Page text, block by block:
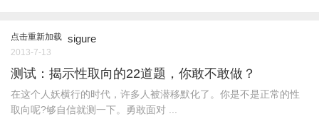
点击重新加载 sigure
2013-7-13
测试：揭示性取向的22道题，你敢不敢做？
在这个人妖横行的时代，许多人被潜移默化了。你是不是正常的性
取向呢?够自信就测一下。勇敢面对 ...